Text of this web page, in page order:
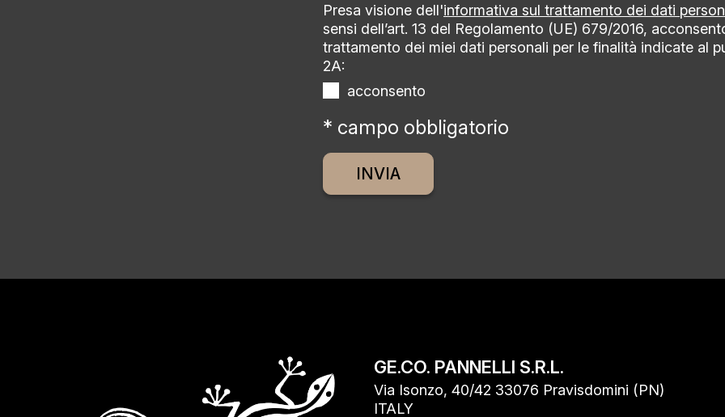
Presa visione dell'informativa sul trattamento dei dati
sensi dell’art. 13 del Regolamento (UE) 679/2016,
trattamento dei miei dati personali per le finalità indicate al
2A:
acconsento
* campo obbligatorio
GE.CO. PANNELLI S.R.L.
Via Isonzo, 40/42 33076 Pravisdomini (PN)
ITALY